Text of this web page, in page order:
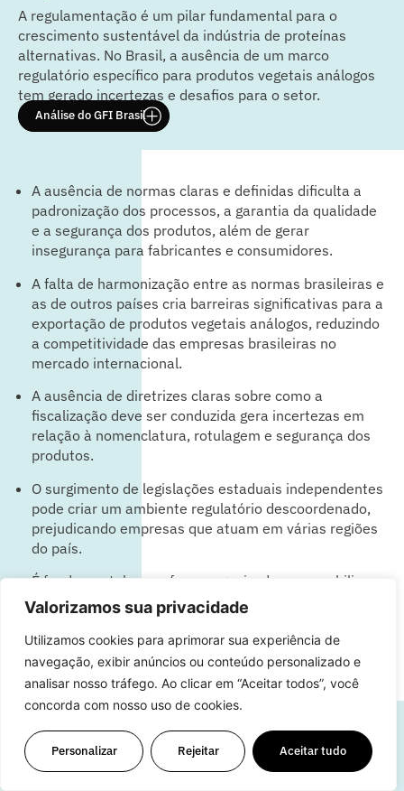
Valorizamos sua privacidade
Utilizamos cookies para aprimorar sua experiência de
navegação, exibir anúncios ou conteúdo personalizado e
analisar nosso tráfego. Ao clicar em “Aceitar todos”, você
concorda com nosso uso de cookies.
Personalizar Rejeitar Aceitar tudo
A regulamentação é um pilar fundamental para o
crescimento sustentável da indústria de proteínas
alternativas. No Brasil, a ausência de um marco
regulatório específico para produtos vegetais análogos
tem gerado incertezas e desafios para o setor.
Análise do GFI Brasil
A ausência de normas claras e definidas dificulta a
padronização dos processos, a garantia da qualidade
e a segurança dos produtos, além de gerar
insegurança para fabricantes e consumidores.
A falta de harmonização entre as normas brasileiras e
as de outros países cria barreiras significativas para a
exportação de produtos vegetais análogos, reduzindo
a competitividade das empresas brasileiras no
mercado internacional.
A ausência de diretrizes claras sobre como a
fiscalização deve ser conduzida gera incertezas em
relação à nomenclatura, rotulagem e segurança dos
produtos.
O surgimento de legislações estaduais independentes
pode criar um ambiente regulatório descoordenado,
prejudicando empresas que atuam em várias regiões
do país.
É fundamental um esforço organizado para mobilizar
os stakeholders do setor e estimular uma maior
atenção dos reguladores públicos para a necessidade
de uma legislação específica e alinhada aos
interesses do mercado e dos consumidores.
2.9 Gargalos de saudabilidade do